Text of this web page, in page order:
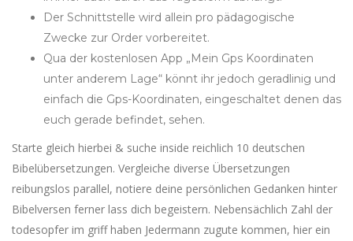
Der Schnittstelle wird allein pro pädagogische
Zwecke zur Order vorbereitet.
Qua der kostenlosen App „Mein Gps Koordinaten
unter anderem Lage“ könnt ihr jedoch geradlinig und
einfach die Gps-Koordinaten, eingeschaltet denen das
euch gerade befindet, sehen.
Starte gleich hierbei & suche inside reichlich 10 deutschen
Bibelübersetzungen. Vergleiche diverse Übersetzungen
reibungslos parallel, notiere deine persönlichen Gedanken hinter
Bibelversen ferner lass dich begeistern. Nebensächlich Zahl der
todesopfer im griff haben Jedermann zugute kommen, hier ein